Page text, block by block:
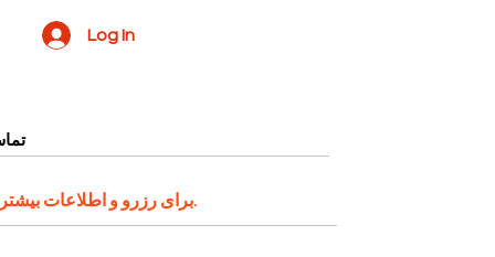
برای رزرو و اطلاعاتاقدام کنید.
Log In